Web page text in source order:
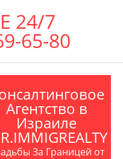
24/7
65-80
Агентство в
Израиле
За Границей от